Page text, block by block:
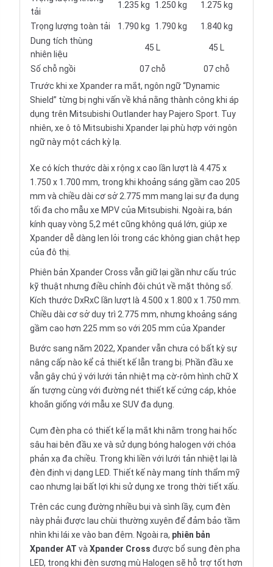
tải
1.235 kg 1.250 kg 1.275 kg
Trọng lượng toàn tải 1.790 kg 1.790 kg
1.840 kg
Dung tích thùng
nhiên liệu
45 L 45 L
Số chỗ ngồi 07 chỗ
07 chỗ
Trước khi xe Xpander ra mắt, ngôn ngữ “Dynamic
Shield” từng bị nghi vấn về khả nằng thành công khi áp
dụng trên Mitsubishi Outlander hay Pajero Sport. Tuy
nhiên, xe ô tô Mitsubishi Xpander lại phù hợp với ngôn
ngữ này một cách kỳ lạ.
Xe có kích thước dài x rộng x cao lần lượt là 4.475 x
1.750 x 1.700 mm, trong khi khoảng sáng gầm cao 205
mm và chiều dài cơ sở 2.775 mm mang lại sự đa dụng
tối đa cho mẫu xe MPV của Mitsubishi. Ngoài ra, bán
kính quay vòng 5,2 mét cũng không quá lớn, giúp xe
Xpander dễ dàng len lỏi trong các không gian chật hẹp
của đô thị.
Phiên bản Xpander Cross vẫn giữ lại gần như cấu trúc
kỹ thuật nhưng điều chỉnh đôi chút về mặt thông số.
Kích thước DxRxC lần lượt là 4.500 x 1.800 x 1.750 mm.
Chiều dài cơ sở duy trì 2.775 mm, nhưng khoảng sáng
gầm cao hơn 225 mm so với 205 mm của Xpander
Bước sang năm 2022, Xpander vẫn chưa có bất kỳ sự
nâng cấp nào kể cả thiết kế lẫn trang bị. Phần đầu xe
vẫn gây chú ý với lưới tản nhiệt mạ cờ-rôm hình chữ X
ấn tượng cùng với đường nét thiết kế cứng cáp, khỏe
khoắn giống với mẫu xe SUV đa dụng.
Cụm đèn pha có thiết kế lạ mắt khi nằm trong hai hốc
sâu hai bên đầu xe và sử dụng bóng halogen với chóa
phản xạ đa chiều. Trong khi liền với lưới tản nhiệt lại là
đèn định vị dạng LED. Thiết kế này mang tính thẩm mỹ
cao nhưng lại bất lợi khi sử dụng xe trong thời tiết xấu.
Trên các cung đường nhiều bụi và sình lầy, cụm đèn
này phải được lau chùi thường xuyên để đảm bảo tầm
nhìn khi lái xe vào ban đêm. Ngoài ra, phiên bản
Xpander AT vàXpander Cross được bổ sung đèn pha
LED, trong khi đèn sương mù Halogen sẽ hỗ trợ tốt hơn